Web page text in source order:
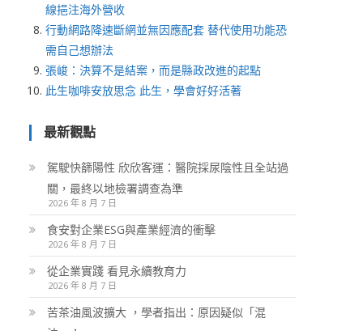
線挹注海外營收
行動網路降速斷網並無因應配套 替代使用功能恐
需自己想辦法
張峻：決算不是結案，而是縣政改進的起點
此生咖啡安放思念 此生，學會好好活著
最新觀點
駕駛快篩陽性 欣欣客運：醫院採尿陰性且全站過
關，最終以地檢署調查為準
2026 年 8 月 7 日
食安對企業ESG與產業經濟的衝擊
2026 年 8 月 7 日
從企業實踐 看見永續教育力
2026 年 8 月 7 日
苦茶油風波擴大 ，學者指出：原因疑似「混